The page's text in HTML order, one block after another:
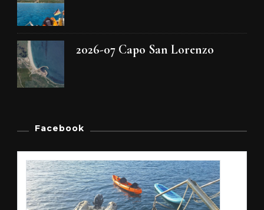
2026-07 Capo San Lorenzo
Facebook